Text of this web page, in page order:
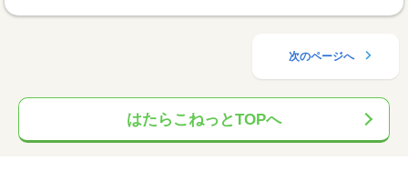
次のページへ
はたらこねっとTOPへ